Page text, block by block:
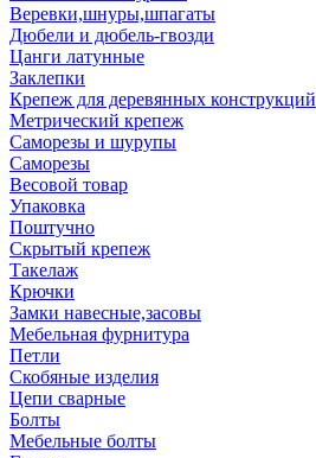
Веревки,шнуры,шпагаты
Дюбели и дюбель-гвозди
Цанги латунные
Заклепки
Крепеж для деревянных конструкций
Метрический крепеж
Саморезы и шурупы
Саморезы
Весовой товар
Упаковка
Поштучно
Скрытый крепеж
Такелаж
Крючки
Замки навесные,засовы
Мебельная фурнитура
Петли
Скобяные изделия
Цепи сварные
Болты
Мебельные болты